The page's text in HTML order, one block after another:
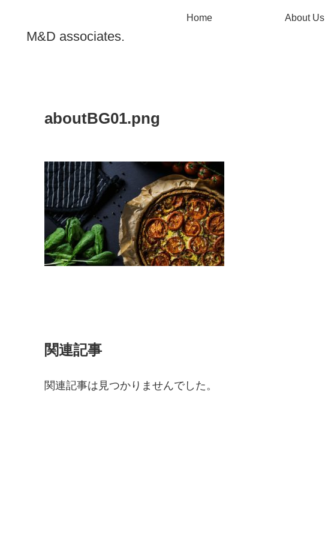
M&D associates.
Home About Us
aboutBG01.png
関連記事
関連記事は見つかりませんでした。